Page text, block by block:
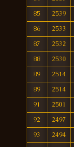
85
2539
86
2533
87
2532
88
2530
89
2514
89
2514
91
2501
92
2497
93
2494